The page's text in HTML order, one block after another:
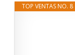
TOP VENTAS NO. 8